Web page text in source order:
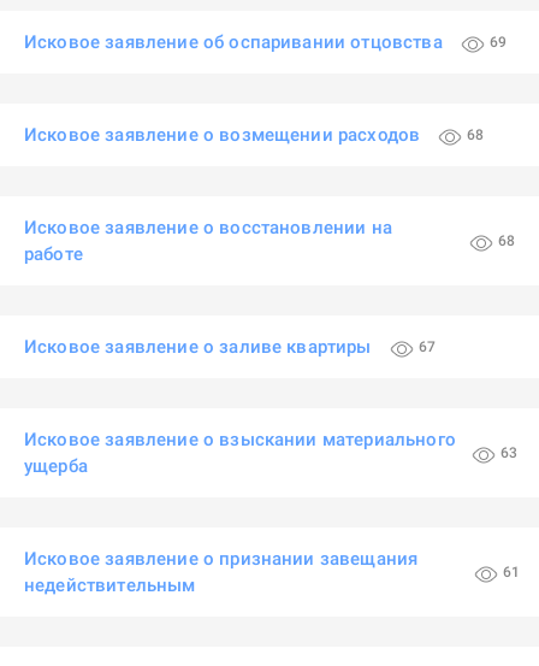
Исковое заявление об оспаривании отцовства 69
Исковое заявление о возмещении расходов 68
Исковое заявление о восстановлении на
работе
68
Исковое заявление о заливе квартиры 67
Исковое заявление о взыскании материального
ущерба
63
Исковое заявление о признании завещания
недействительным
61